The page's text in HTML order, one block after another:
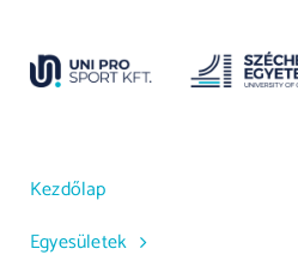
Kezdőlap
Egyesületek